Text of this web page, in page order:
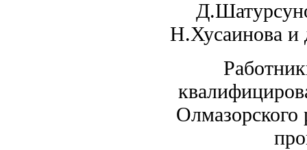
Н.Хусаинова и
Работники
Олмазорского